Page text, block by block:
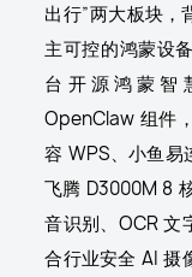
出行”两大板块，
主可控的鸿蒙设
台开源鸿蒙智
OpenClaw 组件
容 WPS、小鱼易
飞腾 D3000M 8
音识别、OCR 文
合行业安全 AI 摄